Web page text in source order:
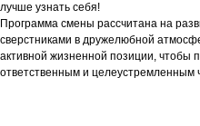
лучше узнать себя!
Программа смены рассчитана на
сверстниками в дружелюбной
активной жизненной позиции, чтобы
ответственным и целеустремленным